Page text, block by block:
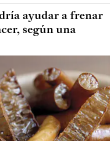
ayudar a frenar
según una